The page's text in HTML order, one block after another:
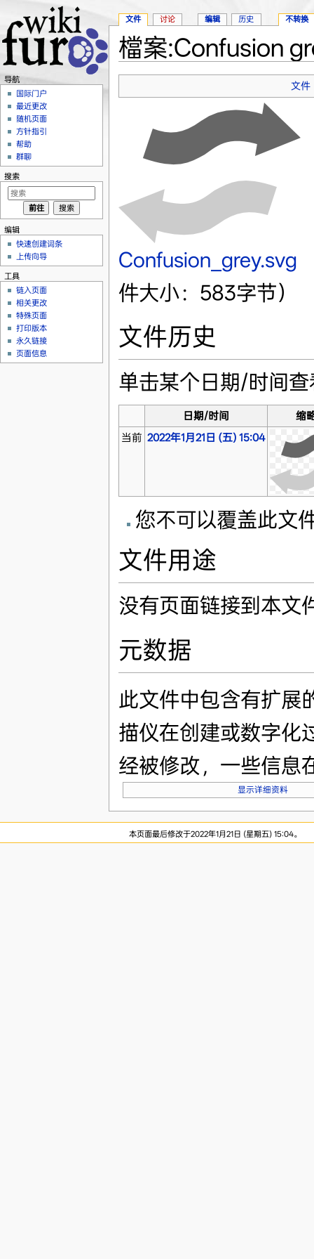
檔案:Confusion
文件
Confusion_grey.svg
件大小：583字节）
文件历史
单击某个日期/时间
日期/时间
缩
当前 2022年1月21日 (五) 15:04
您不可以覆盖此文
文件用途
没有页面链接到本文
元数据
此文件中包含有扩展
描仪在创建或数字化
经被修改，一些信息
显示详细资料
文件 讨论 编辑 历史 不转换
导航
国际门户
最近更改
随机页面
方针指引
帮助
群聊
搜索
编辑
快速创建词条
上传向导
工具
链入页面
相关更改
特殊页面
打印版本
永久链接
页面信息
本页面最后修改于2022年1月21日 (星期五) 15:04。